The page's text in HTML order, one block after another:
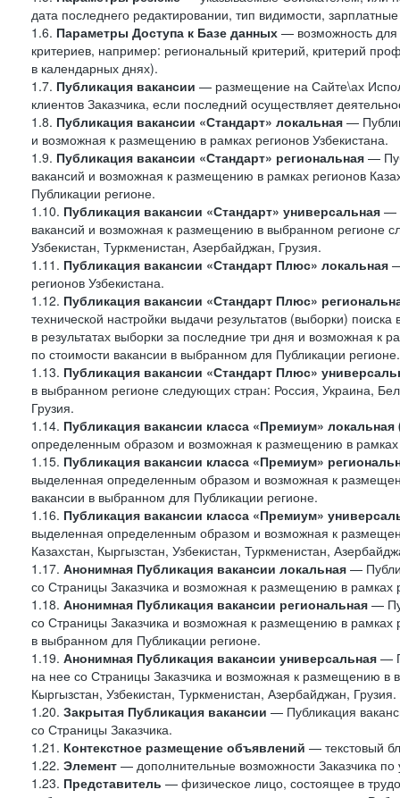
дата последнего редактировании, тип видимости,
1.6. Параметры Доступа к Базе данных — возможность
критериев, например: региональный критерий, критерий
в календарных днях).
1.7. Публикация вакансии — размещение на Сайте\ах
клиентов Заказчика, если последний осуществляет
1.8. Публикация вакансии «Стандарт» локальная —
и возможная к размещению в рамках регионов Узбекистана.
1.9. Публикация вакансии «Стандарт» региональная —
вакансий и возможная к размещению в рамках регионов
Публикации регионе.
1.10. Публикация вакансии «Стандарт» универсальная —
вакансий и возможная к размещению в выбранном регионе
Узбекистан, Туркменистан, Азербайджан, Грузия.
1.11. Публикация вакансии «Стандарт Плюс» локальная
регионов Узбекистана.
1.12. Публикация вакансии «Стандарт Плюс»
технической настройки выдачи результатов (выборки)
в результатах выборки за последние три дня и возможная к
по стоимости вакансии в выбранном для Публикации регионе.
1.13. Публикация вакансии «Стандарт Плюс»
в выбранном регионе следующих стран: Россия, Украина,
Грузия.
1.14. Публикация вакансии класса «Премиум»
определенным образом и возможная к размещению в рамках
1.15. Публикация вакансии класса «Премиум»
выделенная определенным образом и возможная к
вакансии в выбранном для Публикации регионе.
1.16. Публикация вакансии класса «Премиум»
выделенная определенным образом и возможная к
Казахстан, Кыргызстан, Узбекистан, Туркменистан,
1.17. Анонимная Публикация вакансии локальная —
со Страницы Заказчика и возможная к размещению в рамках
1.18. Анонимная Публикация вакансии региональная —
со Страницы Заказчика и возможная к размещению в рамках
в выбранном для Публикации регионе.
1.19. Анонимная Публикация вакансии универсальная —
на нее со Страницы Заказчика и возможная к размещению в
Кыргызстан, Узбекистан, Туркменистан, Азербайджан, Грузия.
1.20. Закрытая Публикация вакансии — Публикация
со Страницы Заказчика.
1.21. Контекстное размещение объявлений — текстовый
1.22. Элемент — дополнительные возможности Заказчика
1.23. Представитель — физическое лицо, состоящее в